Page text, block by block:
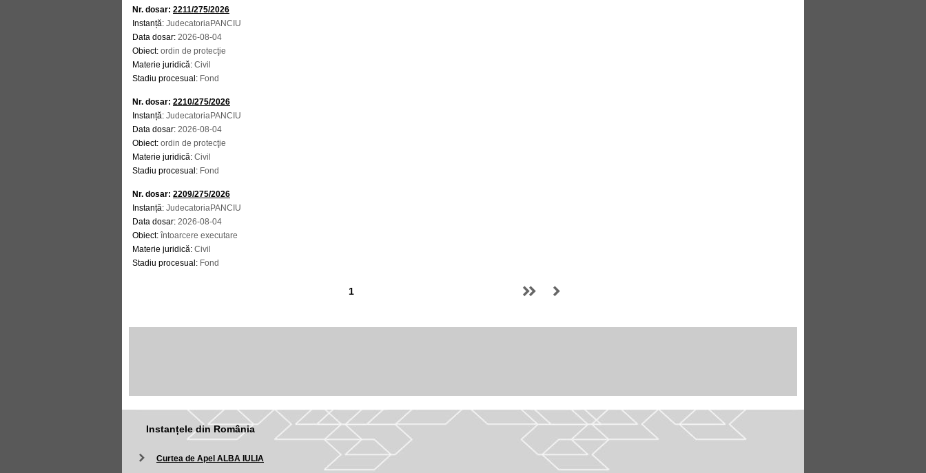
Nr. dosar: 2211/275/2026
Instanță: JudecatoriaPANCIU
Data dosar: 2026-08-04
Obiect: ordin de protecţie
Materie juridică: Civil
Stadiu procesual: Fond
Nr. dosar: 2210/275/2026
Instanță: JudecatoriaPANCIU
Data dosar: 2026-08-04
Obiect: ordin de protecţie
Materie juridică: Civil
Stadiu procesual: Fond
Nr. dosar: 2209/275/2026
Instanță: JudecatoriaPANCIU
Data dosar: 2026-08-04
Obiect: întoarcere executare
Materie juridică: Civil
Stadiu procesual: Fond
Instanțele din România
Curtea de Apel ALBA IULIA